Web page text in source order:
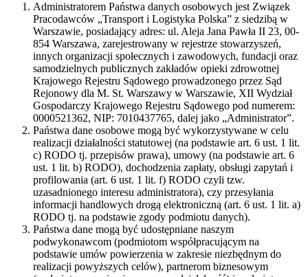
Administratorem Państwa danych osobowych jest Związek
Pracodawców „Transport i Logistyka Polska” z siedzibą w
Warszawie, posiadający adres: ul. Aleja Jana Pawła II 23, 00-
854 Warszawa, zarejestrowany w rejestrze stowarzyszeń,
innych organizacji społecznych i zawodowych, fundacji oraz
samodzielnych publicznych zakładów opieki zdrowotnej
Krajowego Rejestru Sądowego prowadzonego przez Sąd
Rejonowy dla M. St. Warszawy w Warszawie, XII Wydział
Gospodarczy Krajowego Rejestru Sądowego pod numerem:
0000521362, NIP: 7010437765, dalej jako „Administrator”.
Państwa dane osobowe mogą być wykorzystywane w celu
realizacji działalności statutowej (na podstawie art. 6 ust. 1 lit.
c) RODO tj. przepisów prawa), umowy (na podstawie art. 6
ust. 1 lit. b) RODO), dochodzenia zapłaty, obsługi zapytań i
profilowania (art. 6 ust. 1 lit. f) RODO czyli tzw.
uzasadnionego interesu administratora), czy przesyłania
informacji handlowych drogą elektroniczną (art. 6 ust. 1 lit. a)
RODO tj. na podstawie zgody podmiotu danych).
Państwa dane mogą być udostępniane naszym
podwykonawcom (podmiotom współpracującym na
podstawie umów powierzenia w zakresie niezbędnym do
realizacji powyższych celów), partnerom biznesowym